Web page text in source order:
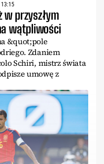
w przyszłym
wątpliwości
&quot;pole
Zdaniem
Schiri, mistrz świata
umowę z